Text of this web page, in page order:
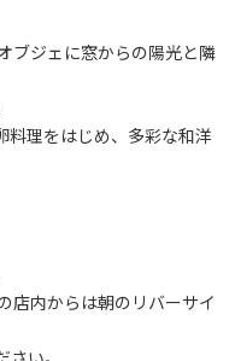
ブジェに窓からの陽光と隣
料理をはじめ、多彩な和洋
店内からは朝のリバーサイ